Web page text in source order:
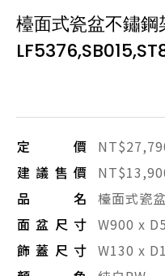
檯面式瓷盆不鏽
定價
建議售價
品名
檯面式瓷
面盆尺寸 W900 x
飾蓋尺寸 W130 x